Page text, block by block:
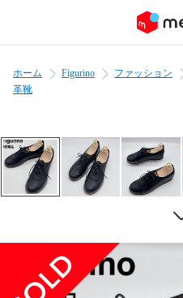
ホーム Figurino ファッション
革靴